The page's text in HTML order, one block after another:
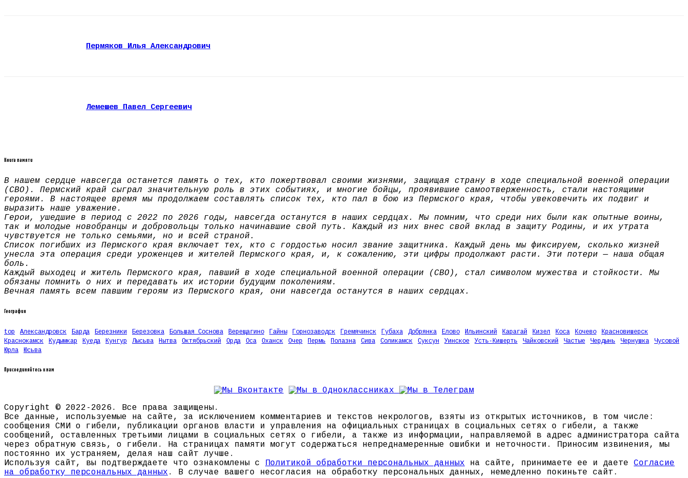
Пермяков Илья Александрович
Лемешев Павел Сергеевич
Книга памяти
В нашем сердце навсегда останется память о тех, кто пожертвовал своими жизнями, защищая страну в ходе специальной военной операции
(СВО). Пермский край сыграл значительную роль в этих событиях, и многие бойцы, проявившие самоотверженность, стали настоящими
героями. В настоящее время мы продолжаем составлять список тех, кто пал в бою из Пермского края, чтобы увековечить их подвиг и
выразить наше уважение.
Герои, ушедшие в период с 2022 по 2026 годы, навсегда останутся в наших сердцах. Мы помним, что среди них были как опытные воины,
так и молодые новобранцы и добровольцы только начинавшие свой путь. Каждый из них внес свой вклад в защиту Родины, и их утрата
чувствуется не только семьями, но и всей страной.
Список погибших из Пермского края включает тех, кто с гордостью носил звание защитника. Каждый день мы фиксируем, сколько жизней
унесла эта операция среди уроженцев и жителей Пермского края, и, к сожалению, эти цифры продолжают расти. Эти потери — наша общая
боль.
Каждый выходец и житель Пермского края, павший в ходе специальной военной операции (СВО), стал символом мужества и стойкости. Мы
обязаны помнить о них и передавать их истории будущим поколениям.
Вечная память всем павшим героям из Пермского края, они навсегда останутся в наших сердцах.
География
top Александровск Барда Березники Березовка Большая Соснова Верещагино Гайны Горнозаводск Гремячинск Губаха Добрянка Елово Ильинский Карагай Кизел Коса Кочево
Красновишерск
Краснокамск
Кудымкар Куеда Кунгур Лысьва Нытва Октябрьский Орда Оса Оханск Очер Пермь Полазна Сива Соликамск Суксун Уинское Усть-Кишерть Чайковский Частые Чердынь Чернушка
Чусовой
Юрла
Юсьва
Присоединяйтесь к нам
Copyright © 2022-2026. Все права защищены.
Все данные, используемые на сайте, за исключением комментариев и текстов некрологов, взяты из открытых источников, в том числе:
сообщения СМИ о гибели, публикации органов власти и управления на официальных страницах в социальных сетях о гибели, а также
сообщений, оставленных третьими лицами в социальных сетях о гибели, а также из информации, направляемой в адрес администратора сайта
через обратную связь, о гибели. На страницах памяти могут содержаться непреднамеренные ошибки и неточности. Приносим извинения, мы
постоянно их устраняем, делая наш сайт лучше.
Используя сайт, вы подтверждаете что ознакомлены с Политикой обработки персональных данных на сайте, принимаете ее и даете Согласие
на обработку персональных данных . В случае вашего несогласия на обработку персональных данных, немедленно покиньте сайт.